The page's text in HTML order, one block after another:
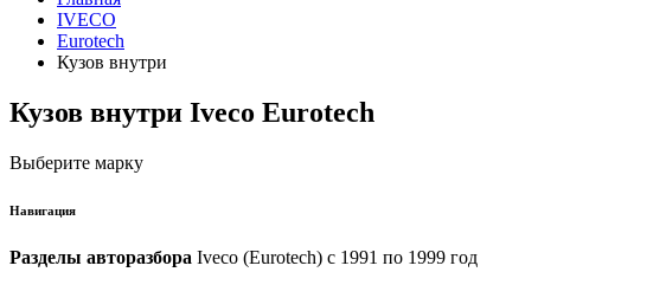
IVECO
Eurotech
Кузов внутри
Кузов внутри Iveco Eurotech
Выберите марку
Навигация
Разделы авторазбора Iveco (Eurotech) с 1991 по 1999 год